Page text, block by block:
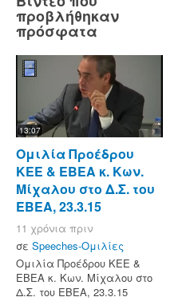
προβλήθηκαν
πρόσφατα
13:07
Ομιλία Προέδρου
ΚΕΕ & ΕΒΕΑ κ. Κων.
Μίχαλου στο Δ.Σ. του
ΕΒΕΑ, 23.3.15
11 χρόνια πριν
σε Speeches-Ομιλίες
Ομιλία Προέδρου ΚΕΕ &
ΕΒΕΑ κ. Κων. Μίχαλου στο
Δ.Σ. του ΕΒΕΑ, 23.3.15